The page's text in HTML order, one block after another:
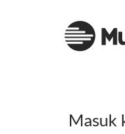
Masuk